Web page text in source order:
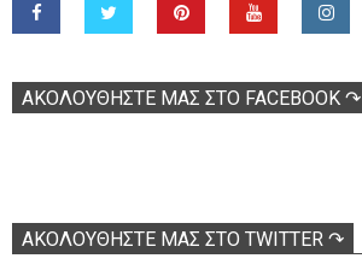
ΑΚΟΛOΥΘΉΣΤΕ ΜΑΣ ΣΤΟ FACEBOOK ↷
ΑΚΟΛΟΥΘΉΣΤΕ ΜΑΣ ΣΤΟ TWITTER ↷